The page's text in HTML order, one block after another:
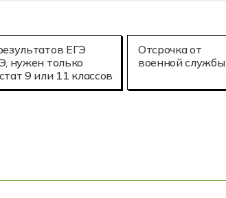
Отсрочка от
военной службы
ЕГЭ
нужен только
9 или 11 классов